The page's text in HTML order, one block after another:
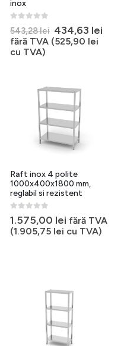
inox
543,28lei Prețul
inițial
434,63 lei
fără TVA (525,90 lei
cu TVA)
Prețul
curent
Raft inox 4 polite
1000x400x1800 mm,
reglabil si rezistent
0 out of 5
1.575,00 lei fără TVA
(1.905,75 lei cu TVA)